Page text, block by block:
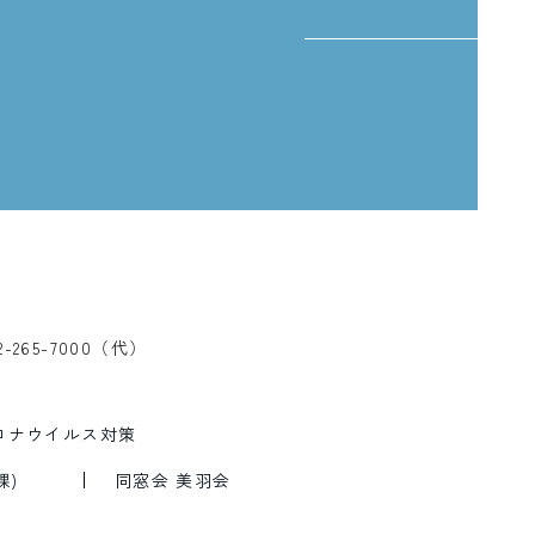
265-7000（代）
ナウイルス対策
)
同窓会 美羽会